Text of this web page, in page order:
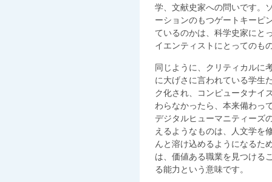
学、文献史家への問いです。
ーションのもつゲートキーピ
ているのかは、科学史家にと
イエンティストにとってのも
同じように、クリティカルに
に大げさに言われている学生
ク化され、コンピュータナイ
わらなかったら、本来備わっ
デジタルヒューマニティーズ
えるようなものは、人文学を
んと溶け込めるようになるた
は、価値ある職業を見つける
る能力という意味です。